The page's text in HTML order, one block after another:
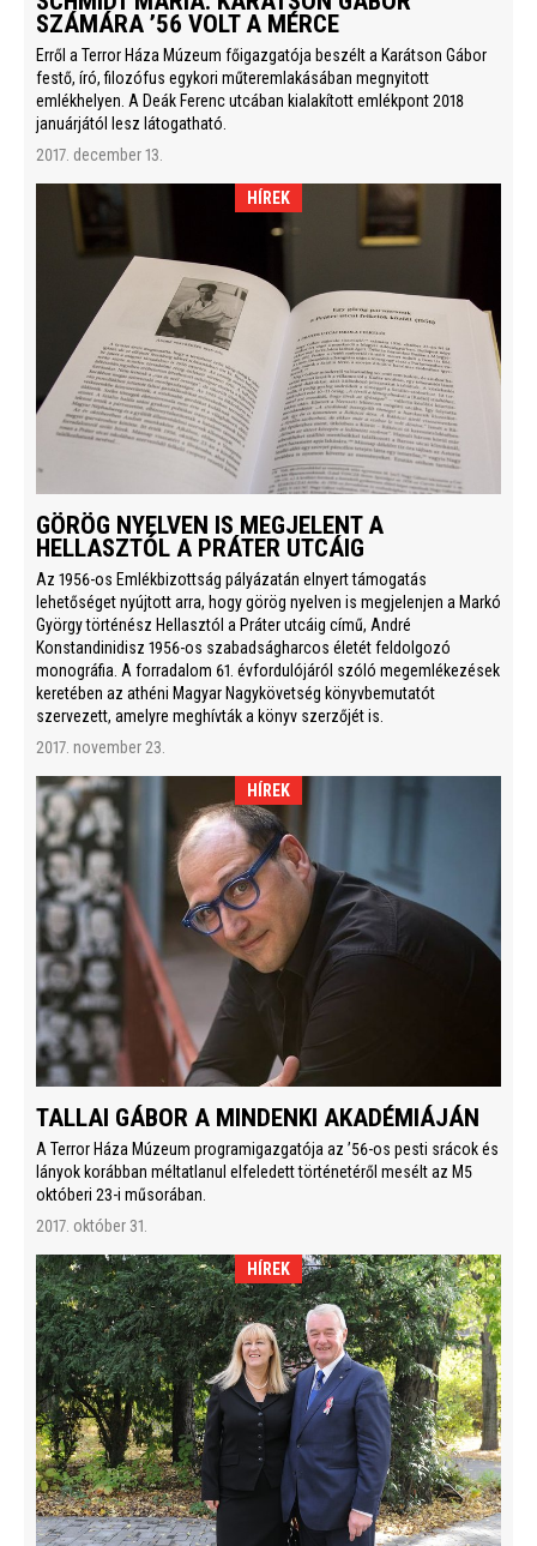
SZÁMÁRA ’56 VOLT A MÉRCE
Erről a Terror Háza Múzeum főigazgatója beszélt a Karátson Gábor
festő, író, filozófus egykori műteremlakásában megnyitott
emlékhelyen. A Deák Ferenc utcában kialakított emlékpont 2018
januárjától lesz látogatható.
2017. december 13.
HÍREK
GÖRÖG NYELVEN IS MEGJELENT A
HELLASZTÓL A PRÁTER UTCÁIG
Az 1956-os Emlékbizottság pályázatán elnyert támogatás
lehetőséget nyújtott arra, hogy görög nyelven is megjelenjen a Markó
György történész Hellasztól a Práter utcáig című, André
Konstandinidisz 1956-os szabadságharcos életét feldolgozó
monográfia. A forradalom 61. évfordulójáról szóló megemlékezések
keretében az athéni Magyar Nagykövetség könyvbemutatót
szervezett, amelyre meghívták a könyv szerzőjét is.
2017. november 23.
HÍREK
TALLAI GÁBOR A MINDENKI AKADÉMIÁJÁN
A Terror Háza Múzeum programigazgatója az ’56-os pesti srácok és
lányok korábban méltatlanul elfeledett történetéről mesélt az M5
októberi 23-i műsorában.
2017. október 31.
HÍREK